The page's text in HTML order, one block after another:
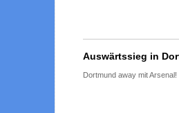
Auswärtssieg in
Dortmund away mit Arsenal!